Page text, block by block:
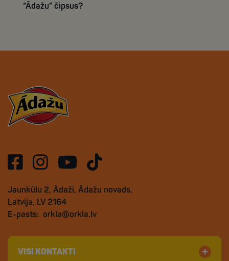
“Ādažu” čipsus?
Jaunkūlu 2, Ādaži, Ādažu novads,
Latvija, LV 2164
E-pasts: orkla@orkla.lv
VISI KONTAKTI